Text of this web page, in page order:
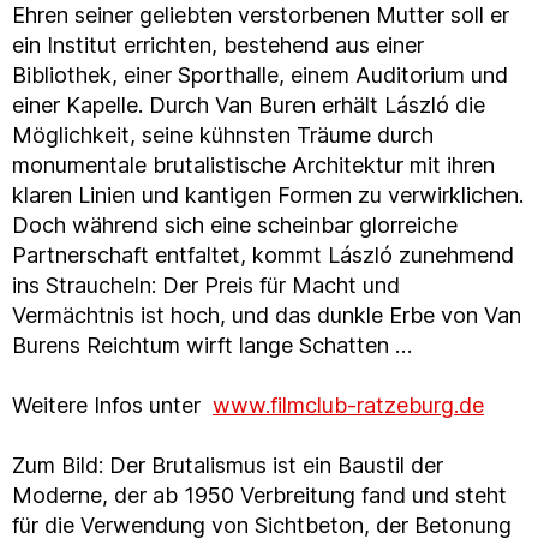
Ehren seiner geliebten verstorbenen Mutter soll er
ein Institut errichten, bestehend aus einer
Bibliothek, einer Sporthalle, einem Auditorium und
einer Kapelle. Durch Van Buren erhält László die
Möglichkeit, seine kühnsten Träume durch
monumentale brutalistische Architektur mit ihren
klaren Linien und kantigen Formen zu verwirklichen.
Doch während sich eine scheinbar glorreiche
Partnerschaft entfaltet, kommt László zunehmend
ins Straucheln: Der Preis für Macht und
Vermächtnis ist hoch, und das dunkle Erbe von Van
Burens Reichtum wirft lange Schatten …
Weitere Infos unter www.filmclub-ratzeburg.de
Zum Bild: Der Brutalismus ist ein Baustil der
Moderne, der ab 1950 Verbreitung fand und steht
für die Verwendung von Sichtbeton, der Betonung